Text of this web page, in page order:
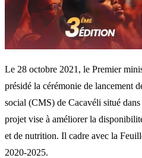
Le 28 octobre 2021, le Premier
présidé la cérémonie de lancement
social (CMS) de Cacavéli situé
projet vise à améliorer la
et de nutrition. Il cadre avec la
2020-2025.